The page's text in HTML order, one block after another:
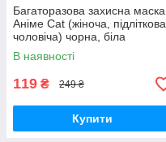
Багаторазова захисна маска
Аніме Cat (жіноча, підліткова,
чоловіча) чорна, біла
Трикотажна з бавовни з
еластичними гумками
В наявності
119 ₴ 249 ₴
Купити